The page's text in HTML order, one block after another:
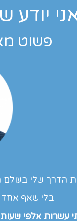
פשוט
הדרך שלי בעולם
בלי שאף אחד
עשרות אלפי שעות